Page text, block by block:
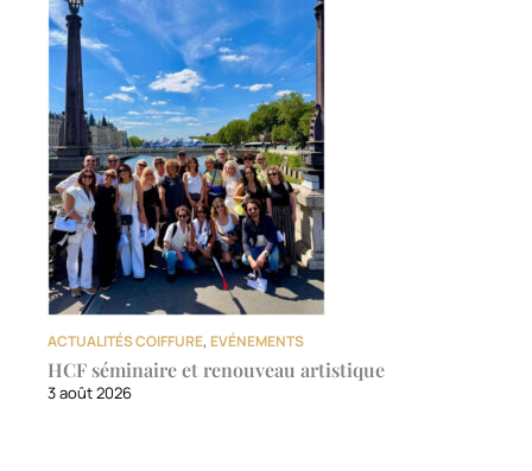
ACTUALITÉS COIFFURE, EVÉNEMENTS
HCF séminaire et renouveau artistique
3 août 2026